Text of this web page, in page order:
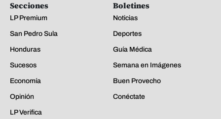
Secciones
LP Premium
San Pedro Sula
Honduras
Sucesos
Economía
Opinión
LP Verifica
Boletines
Noticias
Deportes
Guía Médica
Semana en Imágenes
Buen Provecho
Conéctate